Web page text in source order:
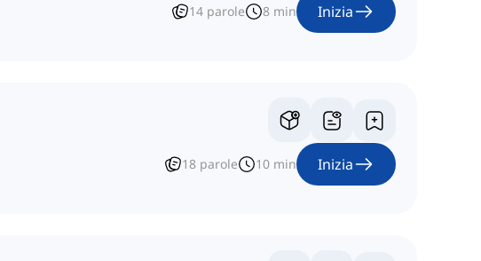
14 parole 8 min Inizia
18 parole 10 min Inizia